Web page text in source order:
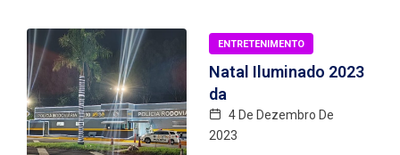
ENTRETENIMENTO
Natal Iluminado 2023
da
4 De Dezembro De
2023